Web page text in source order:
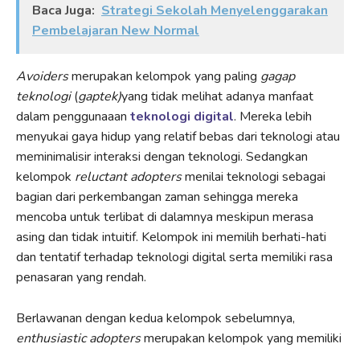
Baca Juga: Strategi Sekolah Menyelenggarakan
Pembelajaran New Normal
Avoidersmerupakan kelompok yang paling gagap
teknologi(gaptek)yang tidak melihat adanya manfaat
dalam penggunaaan teknologi digital. Mereka lebih
menyukai gaya hidup yang relatif bebas dari teknologi atau
meminimalisir interaksi dengan teknologi. Sedangkan
kelompok reluctant adoptersmenilai teknologi sebagai
bagian dari perkembangan zaman sehingga mereka
mencoba untuk terlibat di dalamnya meskipun merasa
asing dan tidak intuitif. Kelompok ini memilih berhati-hati
dan tentatif terhadap teknologi digital serta memiliki rasa
penasaran yang rendah.
Berlawanan dengan kedua kelompok sebelumnya,
enthusiastic adoptersmerupakan kelompok yang memiliki